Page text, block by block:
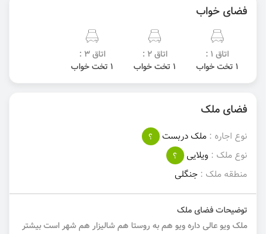
فضای خواب
اتاق 1 :
1 تخت خواب
اتاق 2 :
1 تخت خواب
اتاق 3 :
1 تخت خواب
فضای ملک
نوع اجاره : ملک دربست
؟
نوع ملک : ویلایی
؟
منطقه ملک : جنگلی
توضیحات فضای ملک
ملک ویو عالی داره ویو هم به روستا هم شالیزار هم شهر است بیشتر